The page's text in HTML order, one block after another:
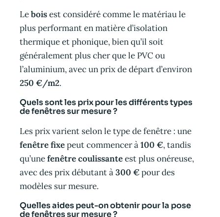
Leboisest considéré comme le matériau le
plus performant en matière d’isolation
thermique et phonique, bien qu’il soit
généralement plus cher que le PVC ou
l’aluminium, avec un prix de départ d’environ
250 €/m2.
Quels sont les prix pour les différents types
de fenêtres sur mesure ?
Les prix varient selon le type de fenêtre : une
fenêtre fixepeut commencer à100 €, tandis
qu’unefenêtre coulissanteest plus onéreuse,
avec des prix débutant à300 €pour des
modèles sur mesure.
Quelles aides peut-on obtenir pour la pose
de fenêtres sur mesure ?